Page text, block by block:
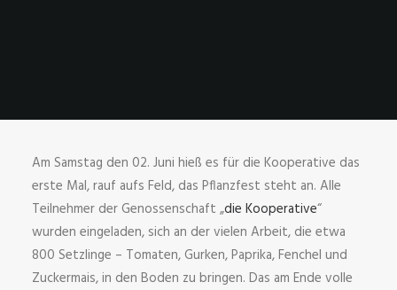
Am Samstag den 02. Juni hieß es für die Kooperative das
erste Mal, rauf aufs Feld, das Pflanzfest steht an. Alle
Teilnehmer der Genossenschaft „die Kooperative“
wurden eingeladen, sich an der vielen Arbeit, die etwa
800 Setzlinge – Tomaten, Gurken, Paprika, Fenchel und
Zuckermais, in den Boden zu bringen. Das am Ende volle